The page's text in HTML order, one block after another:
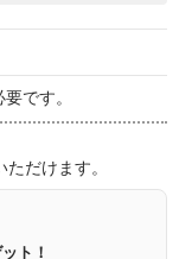
です。
だけます。
ト！